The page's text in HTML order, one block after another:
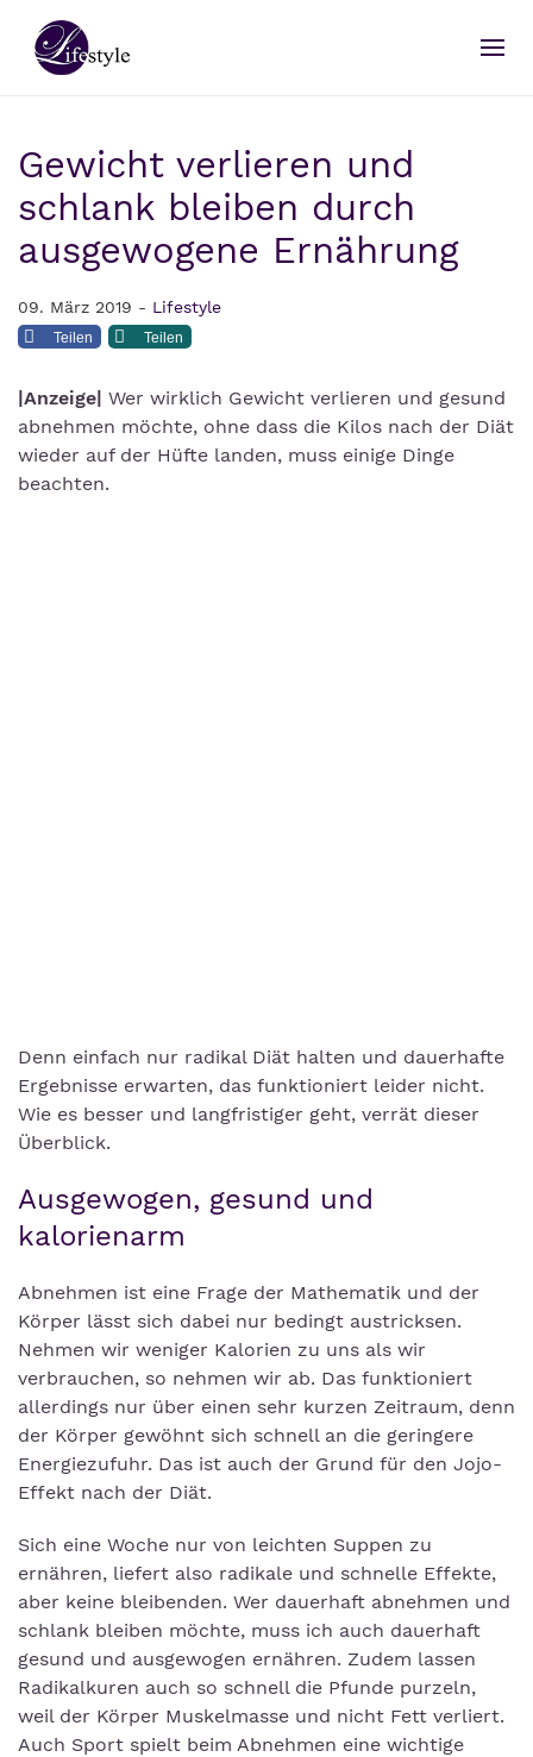
Gewicht verlieren und
schlank bleiben durch
ausgewogene Ernährung
09. März 2019 - Lifestyle
Teilen Teilen
|Anzeige| Wer wirklich Gewicht verlieren und gesund
abnehmen möchte, ohne dass die Kilos nach der Diät
wieder auf der Hüfte landen, muss einige Dinge
beachten.
Denn einfach nur radikal Diät halten und dauerhafte
Ergebnisse erwarten, das funktioniert leider nicht.
Wie es besser und langfristiger geht, verrät dieser
Überblick.
Ausgewogen, gesund und
kalorienarm
Abnehmen ist eine Frage der Mathematik und der
Körper lässt sich dabei nur bedingt austricksen.
Nehmen wir weniger Kalorien zu uns als wir
verbrauchen, so nehmen wir ab. Das funktioniert
allerdings nur über einen sehr kurzen Zeitraum, denn
der Körper gewöhnt sich schnell an die geringere
Energiezufuhr. Das ist auch der Grund für den Jojo-
Effekt nach der Diät.
Sich eine Woche nur von leichten Suppen zu
ernähren, liefert also radikale und schnelle Effekte,
aber keine bleibenden. Wer dauerhaft abnehmen und
schlank bleiben möchte, muss ich auch dauerhaft
gesund und ausgewogen ernähren. Zudem lassen
Radikalkuren auch so schnell die Pfunde purzeln,
weil der Körper Muskelmasse und nicht Fett verliert.
Auch Sport spielt beim Abnehmen eine wichtige